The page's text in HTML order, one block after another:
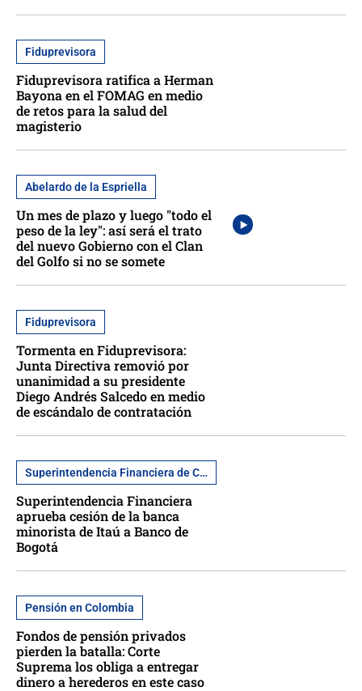
Fiduprevisora
Fiduprevisora ratifica a Herman
Bayona en el FOMAG en medio
de retos para la salud del
magisterio
Abelardo de la Espriella
Un mes de plazo y luego "todo el
peso de la ley": así será el trato
del nuevo Gobierno con el Clan
del Golfo si no se somete
Fiduprevisora
Tormenta en Fiduprevisora:
Junta Directiva removió por
unanimidad a su presidente
Diego Andrés Salcedo en medio
de escándalo de contratación
Superintendencia Financiera de Colombia
Superintendencia Financiera
aprueba cesión de la banca
minorista de Itaú a Banco de
Bogotá
Pensión en Colombia
Fondos de pensión privados
pierden la batalla: Corte
Suprema los obliga a entregar
dinero a herederos en este caso